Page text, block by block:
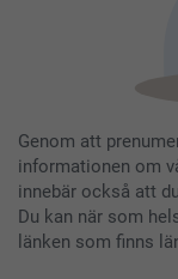
Genom att
informationen om
innebär också att
Du kan när som
länken som finns